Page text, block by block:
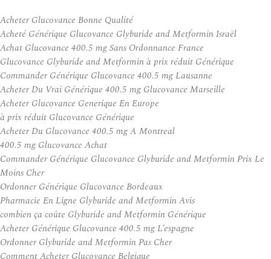
Acheter Glucovance Bonne Qualité
Acheté Générique Glucovance Glyburide and Metformin Israël
Achat Glucovance 400.5 mg Sans Ordonnance France
Glucovance Glyburide and Metformin à prix réduit Générique
Commander Générique Glucovance 400.5 mg Lausanne
Acheter Du Vrai Générique 400.5 mg Glucovance Marseille
Acheter Glucovance Generique En Europe
à prix réduit Glucovance Générique
Acheter Du Glucovance 400.5 mg A Montreal
400.5 mg Glucovance Achat
Commander Générique Glucovance Glyburide and Metformin Prix Le
Moins Cher
Ordonner Générique Glucovance Bordeaux
Pharmacie En Ligne Glyburide and Metformin Avis
combien ça coûte Glyburide and Metformin Générique
Acheter Générique Glucovance 400.5 mg L’espagne
Ordonner Glyburide and Metformin Pas Cher